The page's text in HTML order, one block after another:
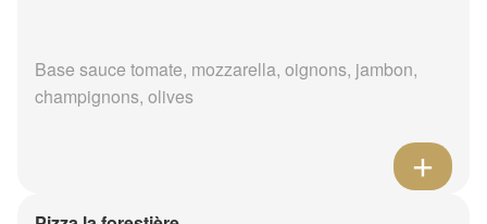
Base sauce tomate, mozzarella, oignons, jambon,
champignons, olives